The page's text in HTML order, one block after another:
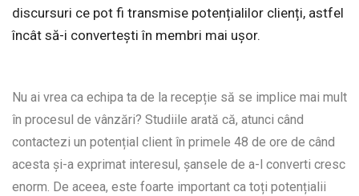
discursuri ce pot fi transmise potențialilor clienți, astfel
încât să-i convertești în membri mai ușor.
Nu ai vrea ca echipa ta de la recepție să se implice mai mult
în procesul de vânzări? Studiile arată că, atunci când
contactezi un potențial client în primele 48 de ore de când
acesta și-a exprimat interesul, șansele de a-l converti cresc
enorm. De aceea, este foarte important ca toți potențialii